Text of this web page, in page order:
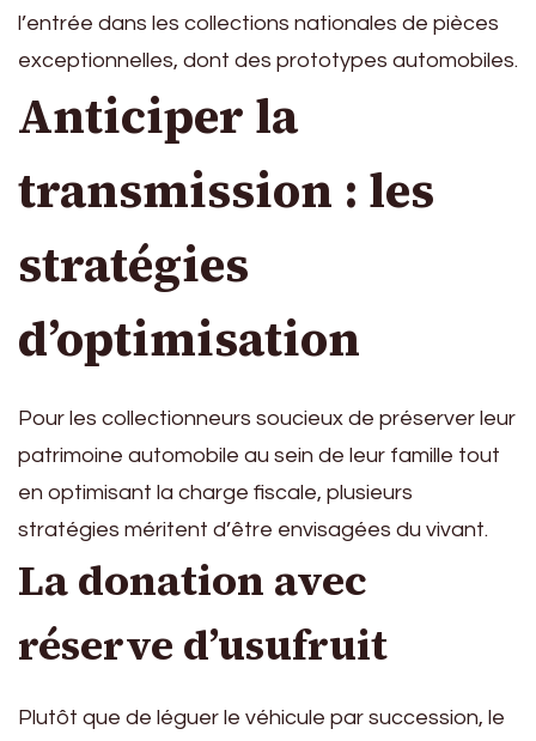
l’entrée dans les collections nationales de pièces
exceptionnelles, dont des prototypes automobiles.
Anticiper la
transmission : les
stratégies
d’optimisation
Pour les collectionneurs soucieux de préserver leur
patrimoine automobile au sein de leur famille tout
en optimisant la charge fiscale, plusieurs
stratégies méritent d’être envisagées du vivant.
La donation avec
réserve d’usufruit
Plutôt que de léguer le véhicule par succession, le